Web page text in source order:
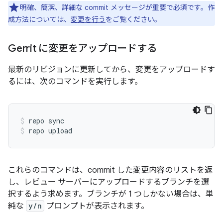
明確、簡潔、詳細な commit メッセージが重要で必須です。作
成方法については、 変更を行う をご覧ください。
Gerrit に変更をアップロードする
最新のリビジョンに更新してから、変更をアップロードす
るには、次のコマンドを実行します。
repo sync
repo upload
これらのコマンドは、commit した変更内容のリストを返
し、レビュー サーバーにアップロードするブランチを選
択するよう求めます。ブランチが 1 つしかない場合は、単
純な y/n プロンプトが表示されます。